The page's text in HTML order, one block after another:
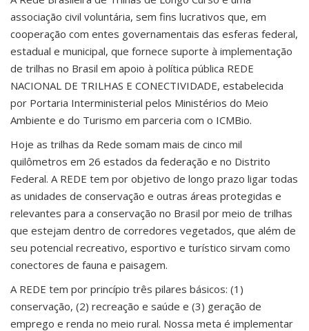
associação civil voluntária, sem fins lucrativos que, em
cooperação com entes governamentais das esferas federal,
estadual e municipal, que fornece suporte à implementação
de trilhas no Brasil em apoio à política pública REDE
NACIONAL DE TRILHAS E CONECTIVIDADE, estabelecida
por Portaria Interministerial pelos Ministérios do Meio
Ambiente e do Turismo em parceria com o ICMBio.
Hoje as trilhas da Rede somam mais de cinco mil
quilômetros em 26 estados da federação e no Distrito
Federal. A REDE tem por objetivo de longo prazo ligar todas
as unidades de conservação e outras áreas protegidas e
relevantes para a conservação no Brasil por meio de trilhas
que estejam dentro de corredores vegetados, que além de
seu potencial recreativo, esportivo e turístico sirvam como
conectores de fauna e paisagem.
A REDE tem por princípio três pilares básicos: (1)
conservação, (2) recreação e saúde e (3) geração de
emprego e renda no meio rural. Nossa meta é implementar